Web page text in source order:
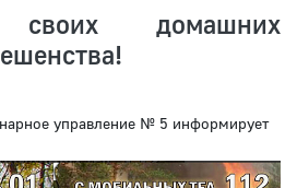
своих домашних
управление № 5 информирует